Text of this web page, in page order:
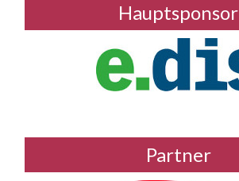
Hauptsponsor
Partner